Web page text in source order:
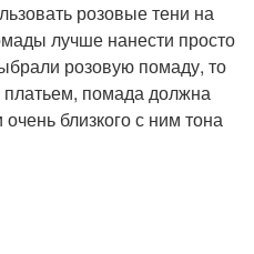
розовые тени на
лучше нанести просто
розовую помаду, то
платьем, помада должна
близкого с ним тона